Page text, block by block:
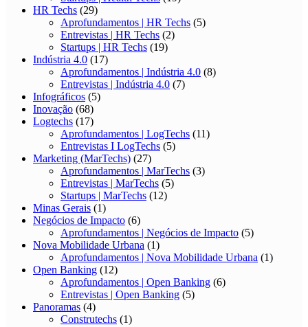
HR Techs (29)
Aprofundamentos | HR Techs (5)
Entrevistas | HR Techs (2)
Startups | HR Techs (19)
Indústria 4.0 (17)
Aprofundamentos | Indústria 4.0 (8)
Entrevistas | Indústria 4.0 (7)
Infográficos (5)
Inovação (68)
Logtechs (17)
Aprofundamentos | LogTechs (11)
Entrevistas I LogTechs (5)
Marketing (MarTechs) (27)
Aprofundamentos | MarTechs (3)
Entrevistas | MarTechs (5)
Startups | MarTechs (12)
Minas Gerais (1)
Negócios de Impacto (6)
Aprofundamentos | Negócios de Impacto (5)
Nova Mobilidade Urbana (1)
Aprofundamentos | Nova Mobilidade Urbana (1)
Open Banking (12)
Aprofundamentos | Open Banking (6)
Entrevistas | Open Banking (5)
Panoramas (4)
Construtechs (1)